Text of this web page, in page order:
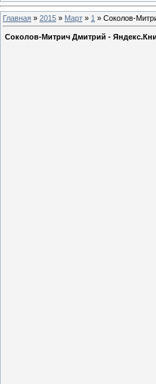
Главная » 2015 » Март » 1 » Соколов-
Соколов-Митрич Дмитрий -